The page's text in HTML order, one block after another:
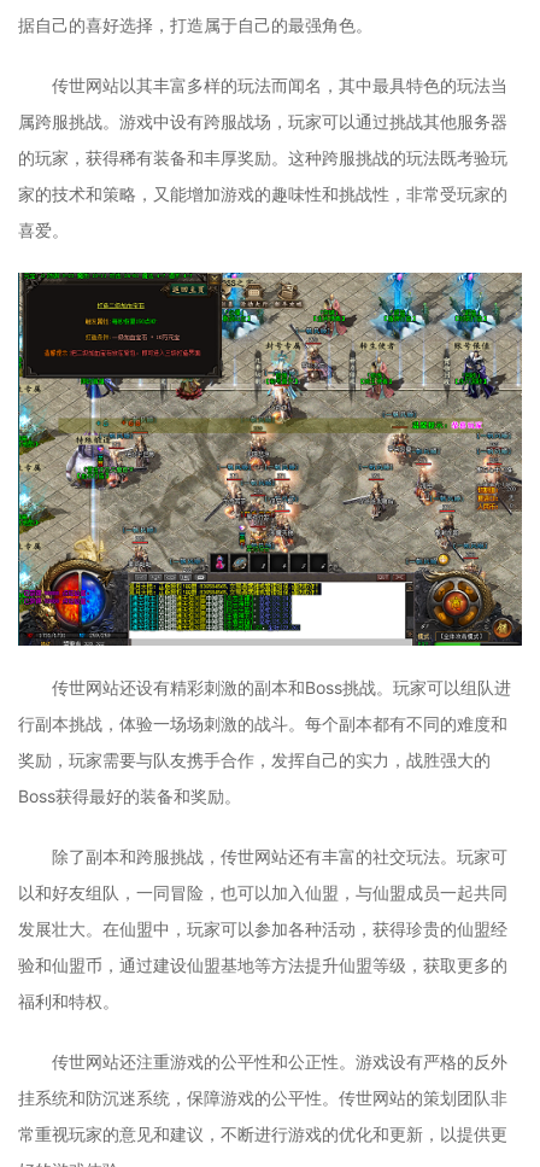
据自己的喜好选择，打造属于自己的最强角色。
传世网站以其丰富多样的玩法而闻名，其中最具特色的玩法当
属跨服挑战。游戏中设有跨服战场，玩家可以通过挑战其他服务器
的玩家，获得稀有装备和丰厚奖励。这种跨服挑战的玩法既考验玩
家的技术和策略，又能增加游戏的趣味性和挑战性，非常受玩家的
喜爱。
传世网站还设有精彩刺激的副本和Boss挑战。玩家可以组队进
行副本挑战，体验一场场刺激的战斗。每个副本都有不同的难度和
奖励，玩家需要与队友携手合作，发挥自己的实力，战胜强大的
Boss获得最好的装备和奖励。
除了副本和跨服挑战，传世网站还有丰富的社交玩法。玩家可
以和好友组队，一同冒险，也可以加入仙盟，与仙盟成员一起共同
发展壮大。在仙盟中，玩家可以参加各种活动，获得珍贵的仙盟经
验和仙盟币，通过建设仙盟基地等方法提升仙盟等级，获取更多的
福利和特权。
传世网站还注重游戏的公平性和公正性。游戏设有严格的反外
挂系统和防沉迷系统，保障游戏的公平性。传世网站的策划团队非
常重视玩家的意见和建议，不断进行游戏的优化和更新，以提供更